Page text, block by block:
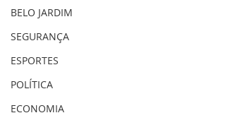
BELO JARDIM
SEGURANÇA
ESPORTES
POLÍTICA
ECONOMIA